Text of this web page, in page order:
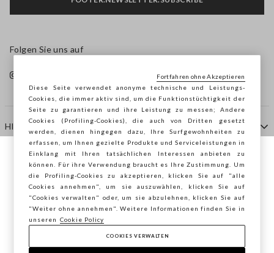
HILFE
AGENTUR
KONTAKTE
Folgen Sie uns auf
Copyright © Ovs S.p.A. MwSt.-Nr. 04240010274 - Kap.
Sie surfen auf der Seite von STEFANEL
Deutschland, möchten Sie Ihren Standort
speichern?
BESTÄTIGEN
Diese Seite verwendet anonyme technische und Leistungs-
Cookies, die immer aktiv sind, um die Funktionstüchtigkeit der
Seite zu garantieren und ihre Leistung zu messen; Andere
Cookies (Profiling-Cookies), die auch von Dritten gesetzt
werden, dienen hingegen dazu, Ihre Surfgewohnheiten zu
erfassen, um Ihnen gezielte Produkte und Serviceleistungen in
Einklang mit Ihren tatsächlichen Interessen anbieten zu
können. Für ihre Verwendung braucht es Ihre Zustimmung. Um
die Profiling-Cookies zu akzeptieren, klicken Sie auf "alle
Cookies annehmen", um sie auszuwählen, klicken Sie auf
"Cookies verwalten" oder, um sie abzulehnen, klicken Sie auf
"Weiter ohne annehmen". Weitere Informationen finden Sie in
unseren
Cookie Policy
COOKIES VERWALTEN
Fortfahren ohne Akzeptieren